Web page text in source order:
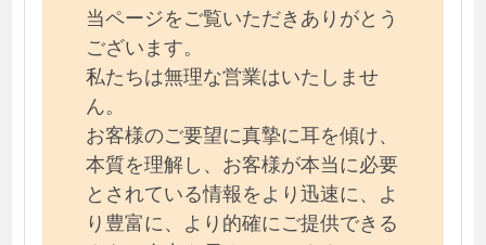
当ページをご覧いただきありがとう
ございます。
私たちは無理な営業はいたしませ
ん。
お客様のご要望に真摯に耳を傾け、
本質を理解し、お客様が本当に必要
とされている情報をより迅速に、よ
り豊富に、より的確にご提供できる